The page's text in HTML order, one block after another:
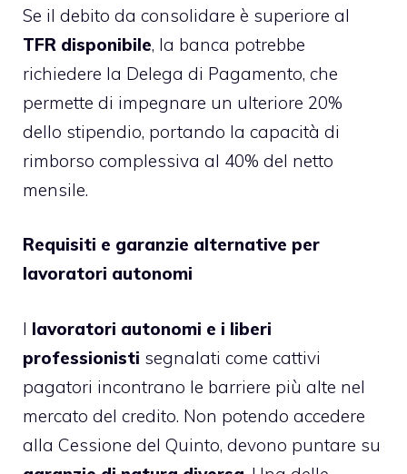
Se il debito da consolidare è superiore al
TFR disponibile, la banca potrebbe
richiedere la Delega di Pagamento, che
permette di impegnare un ulteriore 20%
dello stipendio, portando la capacità di
rimborso complessiva al 40% del netto
mensile.
Requisiti e garanzie alternative per
lavoratori autonomi
I lavoratori autonomi e i liberi
professionisti segnalati come cattivi
pagatori incontrano le barriere più alte nel
mercato del credito. Non potendo accedere
alla Cessione del Quinto, devono puntare su